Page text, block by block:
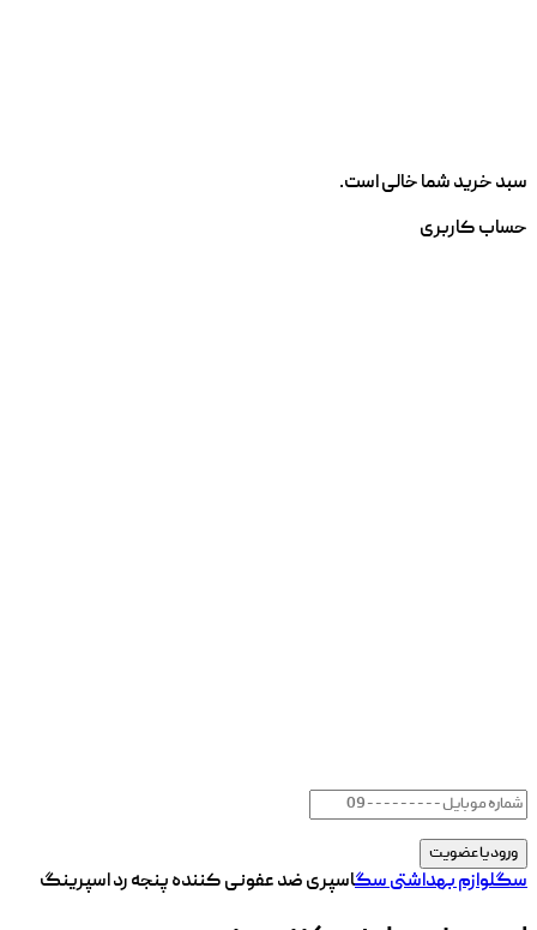
سبد خرید شما خالی است.
حساب کاربری
سگلوازم بهداشتی سگاسپری ضد عفونی کننده پنجه رد اسپرینگ